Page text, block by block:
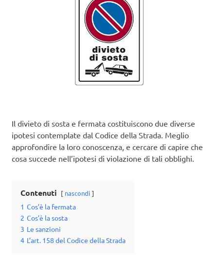
Il divieto di sosta e fermata costituiscono due diverse
ipotesi contemplate dal Codice della Strada. Meglio
approfondire la loro conoscenza, e cercare di capire che
cosa succede nell’ipotesi di violazione di tali obblighi.
Contenuti nascondi
1 Cos’è la fermata
2 Cos’è la sosta
3 Le sanzioni
4 L’art. 158 del Codice della Strada